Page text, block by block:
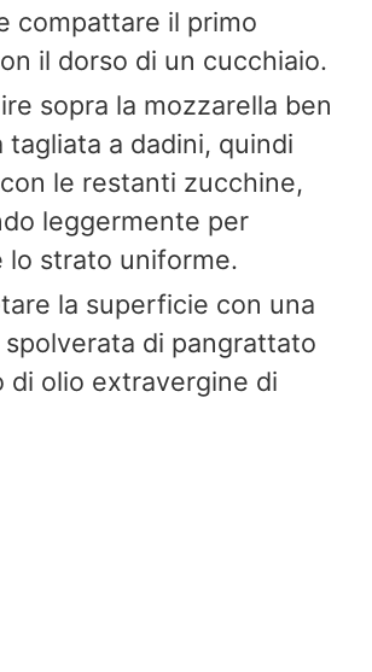
compattare il primo
il dorso di un cucchiaio.
sopra la mozzarella ben
tagliata a dadini, quindi
le restanti zucchine,
leggermente per
lo strato uniforme.
la superficie con una
spolverata di pangrattato
di olio extravergine di